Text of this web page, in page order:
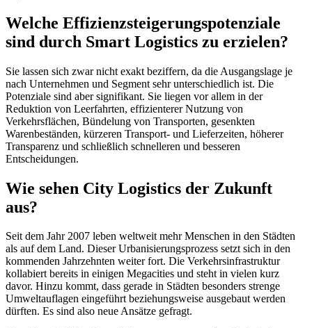
Welche Effizienzsteigerungspotenziale
sind durch Smart Logistics zu erzielen?
Sie lassen sich zwar nicht exakt beziffern, da die Ausgangslage je
nach Unternehmen und Segment sehr unterschiedlich ist. Die
Potenziale sind aber signifikant. Sie liegen vor allem in der
Reduktion von Leerfahrten, effizienterer Nutzung von
Verkehrsflächen, Bündelung von Transporten, gesenkten
Warenbeständen, kürzeren Transport- und Lieferzeiten, höherer
Transparenz und schließlich schnelleren und besseren
Entscheidungen.
Wie sehen City Logistics der Zukunft
aus?
Seit dem Jahr 2007 leben weltweit mehr Menschen in den Städten
als auf dem Land. Dieser Urbanisierungsprozess setzt sich in den
kommenden Jahrzehnten weiter fort. Die Verkehrsinfrastruktur
kollabiert bereits in einigen Megacities und steht in vielen kurz
davor. Hinzu kommt, dass gerade in Städten besonders strenge
Umweltauflagen eingeführt beziehungsweise ausgebaut werden
dürften. Es sind also neue Ansätze gefragt.